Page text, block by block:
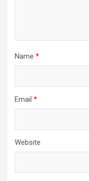
Name *
Email *
Website